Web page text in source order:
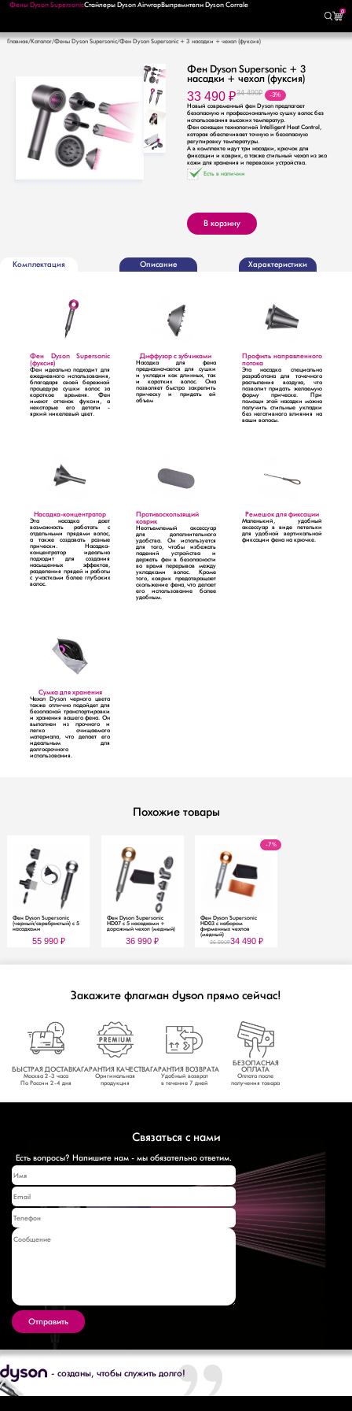
Фены Dyson SupersonicСтайлеры Dyson AirwrapВыпрямители Dyson Corrale
0
Главная Каталог Фены Dyson Supersonic Фен Dyson Supersonic + 3 насадки + чехол (фуксия)
Фен Dyson Supersonic + 3
насадки + чехол (фуксия)
33 490 ₽34 490₽ -3%
Новый современный фен Dyson предлагает
безопасную и профессиональную сушку волос без
использования высоких температур.
Фен оснащен технологией Intelligent Heat Control,
которая обеспечивает точную и безопасную
регулировку температуры.
А в комплекте идут три насадки, крючок для
фиксации и коврик, а также стильный чехол из эко
кожи для хранения и перевозки устройства.
Есть в наличии
В корзину
Комплектация Описание Характеристики
Фен Dyson Supersonic
(фуксия)
Фен идеально подходит для
ежедневного использования,
благодаря своей бережной
процедуре сушки волос за
короткое временя. Фен
имеют оттенок фуксии, а
некоторые его детали -
яркий никелевый цвет.
Диффузор с зубчиками
Насадка для фена
предназначается для сушки
и укладки как длинных, так
и коротких волос. Она
позволяет быстро закрепить
прическу и придать ей
объем
Профиль направленного
потока
Эта насадка специально
разработана для точечного
распыления воздуха, что
позволит придать желаемую
форму прическе. При
помощи этой насадки можно
получить стильные укладки
без негативного влияния на
ваши волосы.
Насадка-концентратор
Эта насадка дает
возможность работать с
отдельными прядями волос,
а также создавать разные
прически. Насадка-
концентратор идеально
подходит для создания
насыщенных эффектов,
разделения прядей и работы
с участками более глубоких
волос.
Противоскользящий
коврик
Неотъемлемый аксессуар
для дополнительного
удобства. Он используется
для того, чтобы избежать
падений устройства и
держать фен в безопасности
во время перерывов между
укладками волос. Кроме
того, коврик предотвращает
скольжение фена, что делает
его использование более
удобным.
Ремешок для фиксации
Маленький, удобный
аксессуар в виде петельки
для удобной вертикальной
фиксации фена на крючке.
Сумка для хранения
Чехол Dyson черного цвета
также отлично подойдет для
безопасной транспортировки
и хранения вашего фена. Он
выполнен из прочного и
легко очищаемого
материала, что делает его
идеальным для
долгосрочного
использования.
Похожие товары
Фен Dyson Supersonic
(черный/серебристый) с 5
насадками
55 990₽
Фен Dyson Supersonic
HD07 с 5 насадками +
дорожный чехол (медный)
36 990 ₽
-7%
Фен Dyson Supersonic
HD03 с набором
фирменных чехлов
(медный)
36 990₽34 490₽
Закажите флагман dyson прямо сейчас!
БЫСТРАЯ ДОСТАВКА
Москва 2-3 часа
По России 2-4 дня
ГАРАНТИЯ КАЧЕСТВА
Оригинальная
продукция
ГАРАНТИЯ ВОЗВРАТА
Удобный возврат
в течение 7 дней
БЕЗОПАСНАЯ
ОПЛАТА
Оплата после
получения товара
Связаться с нами
Есть вопросы? Напишите нам - мы обязательно ответим.
Отправить
- созданы,чтобы служить долго!